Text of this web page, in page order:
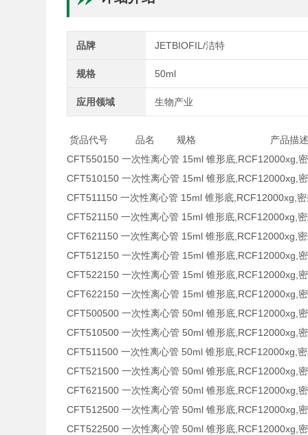
品牌 JETBIOFIL/洁特
规格 50ml
应用领域 生物产业
货品代号 品名 规格 产品
CFT550150 一次性离心管 15ml 锥形底,RCF12000xg,
CFT510150 一次性离心管 15ml 锥形底
CFT511150 一次性离心管 15ml 锥形底
CFT521150 一次性离心管 15ml 锥形底
CFT621150 一次性离心管 15ml 锥形底,RCF12000xg,
CFT512150 一次性离心管 15ml 锥形底,RCF12000xg,
CFT522150 一次性离心管 15ml 锥形底,RCF12000xg,
CFT622150 一次性离心管 15ml 锥形底,RCF12000xg,
CFT500500 一次性离心管 50ml 锥形底,RCF12000xg,
CFT510500 一次性离心管 50ml 锥形底
CFT511500 一次性离心管 50ml 锥形底
CFT521500 一次性离心管 50ml 锥形底
CFT621500 一次性离心管 50ml 锥形底
CFT512500 一次性离心管 50ml 锥形底,RCF12000xg,
CFT522500 一次性离心管 50ml 锥形底,RCF12000xg,